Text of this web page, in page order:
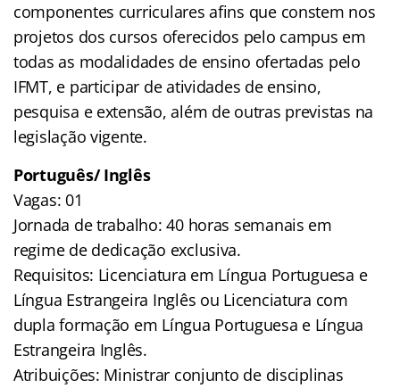
componentes curriculares afins que constem nos
projetos dos cursos oferecidos pelo campus em
todas as modalidades de ensino ofertadas pelo
IFMT, e participar de atividades de ensino,
pesquisa e extensão, além de outras previstas na
legislação vigente.
Português/ Inglês
Vagas: 01
Jornada de trabalho: 40 horas semanais em
regime de dedicação exclusiva.
Requisitos: Licenciatura em Língua Portuguesa e
Língua Estrangeira Inglês ou Licenciatura com
dupla formação em Língua Portuguesa e Língua
Estrangeira Inglês.
Atribuições: Ministrar conjunto de disciplinas